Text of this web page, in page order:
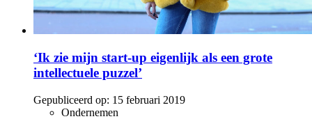
‘Ik zie mijn start-up eigenlijk als een grote
intellectuele puzzel’
Gepubliceerd op: 15 februari 2019
Ondernemen